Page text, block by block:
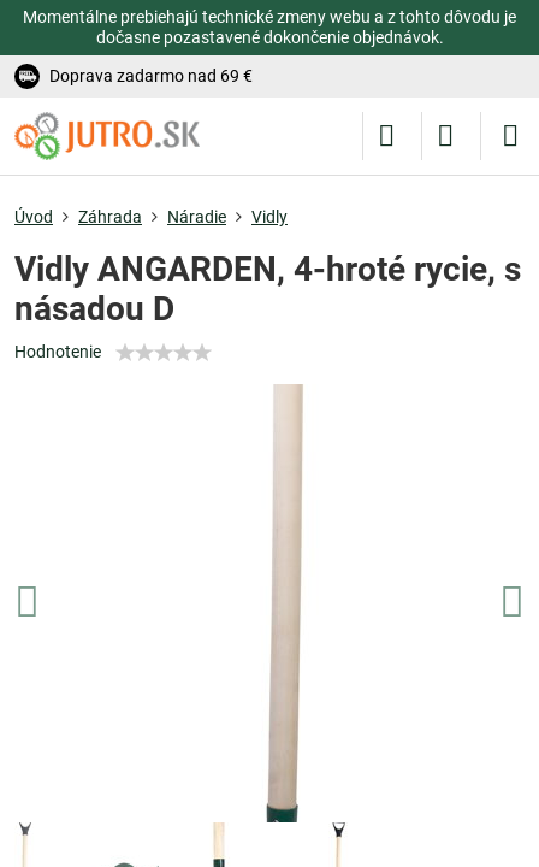
Momentálne prebiehajú technické zmeny webu a z tohto dôvodu je
dočasne pozastavené dokončenie objednávok.
Doprava zadarmo nad 69 €
Úvod Záhrada Náradie Vidly
Vidly ANGARDEN, 4-hroté rycie, s
násadou D
Hodnotenie